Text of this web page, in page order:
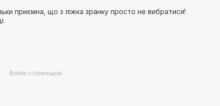
приємна, що з ліжка зранку просто не вибратися!
Войти с помощью